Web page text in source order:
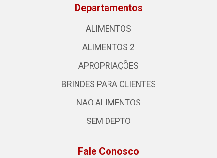
Departamentos
ALIMENTOS
ALIMENTOS 2
APROPRIAÇÕES
BRINDES PARA CLIENTES
NAO ALIMENTOS
SEM DEPTO
Fale Conosco